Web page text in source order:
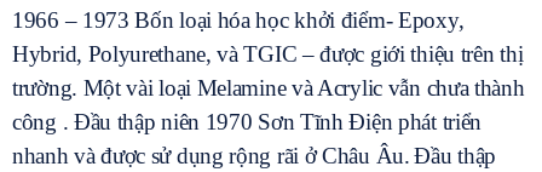
1966 – 1973 Bốn loại hóa học khởi điểm- Epoxy,
Hybrid, Polyurethane, và TGIC – được giới thiệu trên thị
trường. Một vài loại Melamine và Acrylic vẫn chưa thành
công . Đầu thập niên 1970 Sơn Tĩnh Điện phát triển
nhanh và được sử dụng rộng rãi ở Châu Âu. Đầu thập